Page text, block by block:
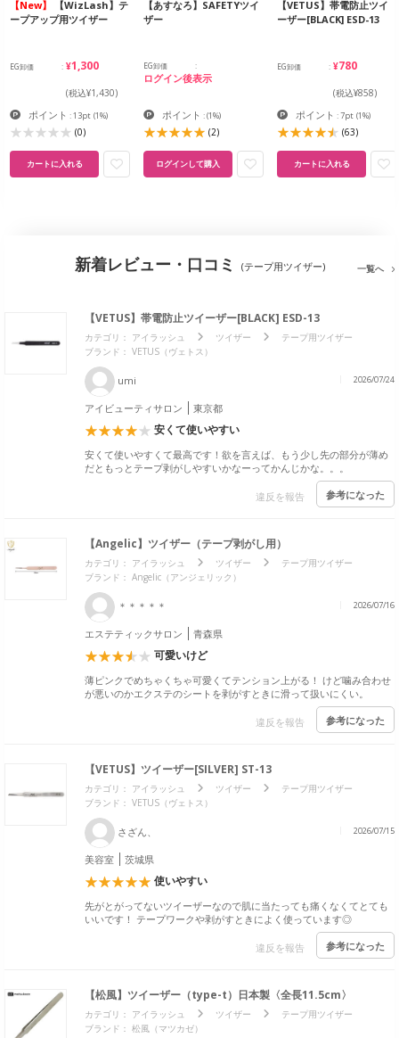
【New】
ープアップ用ツイザー
EG卸価 ¥1,300
(税込¥1,430)
ポイント : 13pt (1%)
(0)
カートに入れる
【あすなろ】SAFETYツイ
ザー
EG卸価
ログイン後表示
ポイント :(1%)
(2)
ログインして購入
【VETUS】帯電防止ツイ
ーザー[BLACK] ESD-13
EG卸価 ¥780
(税込¥858)
ポイント : 7pt (1%)
(63)
カートに入れる
新着レビュー・口コミ (テープ用ツイザー) 一覧へ
【VETUS】帯電防止ツイーザー[BLACK] ESD-13
カテゴリ： アイラッシュ ツイザー
テープ用ツイザー
ブランド： VETUS（ヴェトス）
umi 2026/07/24
アイビューティサロン 東京都
安くて使いやすい
安くて使いやすくて最高です！欲を言えば、もう少し先の部分が薄め
だともっとテープ剥がしやすいかなーってかんじかな。。。
違反を報告 参考になった
【Angelic】ツイザー（テープ剥がし用）
カテゴリ： アイラッシュ ツイザー
テープ用ツイザー
ブランド： Angelic（アンジェリック）
＊＊＊＊＊ 2026/07/16
エステティックサロン 青森県
可愛いけど
薄ピンクでめちゃくちゃ可愛くてテンション上がる！ けど噛み合わせ
が悪いのかエクステのシートを剥がすときに滑って扱いにくい。
違反を報告 参考になった
【VETUS】ツイーザー[SILVER] ST-13
カテゴリ： アイラッシュ ツイザー
テープ用ツイザー
ブランド： VETUS（ヴェトス）
さざん、 2026/07/15
美容室 茨城県
使いやすい
先がとがってないツイーザーなので肌に当たっても痛くなくてとても
いいです！ テープワークや剥がすときによく使っています◎
違反を報告 参考になった
【松風】ツイーザー（type-t）日本製〈全長11.5cm〉
カテゴリ： アイラッシュ ツイザー
テープ用ツイザー
ブランド： 松風（マツカゼ）